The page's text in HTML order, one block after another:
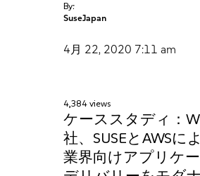
By:
SuseJapan
4月 22, 2020 7:11 am
4,384 views
ケーススタディ：
社、SUSEとAWSに
業界向けアプリケ